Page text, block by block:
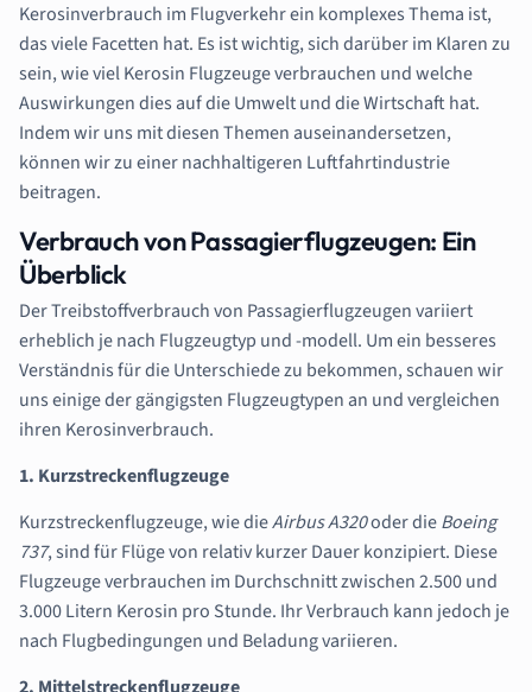
Kerosinverbrauch im Flugverkehr ein komplexes Thema ist,
das viele Facetten hat. Es ist wichtig, sich darüber im Klaren zu
sein, wie viel Kerosin Flugzeuge verbrauchen und welche
Auswirkungen dies auf die Umwelt und die Wirtschaft hat.
Indem wir uns mit diesen Themen auseinandersetzen,
können wir zu einer nachhaltigeren Luftfahrtindustrie
beitragen.
Verbrauch von Passagierflugzeugen: Ein
Überblick
Der Treibstoffverbrauch von Passagierflugzeugen variiert
erheblich je nach Flugzeugtyp und -modell. Um ein besseres
Verständnis für die Unterschiede zu bekommen, schauen wir
uns einige der gängigsten Flugzeugtypen an und vergleichen
ihren Kerosinverbrauch.
1. Kurzstreckenflugzeuge
Kurzstreckenflugzeuge, wie dieAirbus A320oder dieBoeing
737, sind für Flüge von relativ kurzer Dauer konzipiert. Diese
Flugzeuge verbrauchen im Durchschnitt zwischen 2.500 und
3.000 Litern Kerosin pro Stunde. Ihr Verbrauch kann jedoch je
nach Flugbedingungen und Beladung variieren.